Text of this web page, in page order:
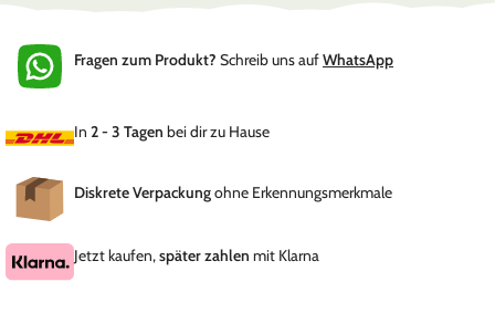
Fragen zum Produkt? Schreib uns aufWhatsApp
In 2 - 3 Tagen bei dir zu Hause
Diskrete Verpackungohne Erkennungsmerkmale
Jetzt kaufen,später zahlen mit Klarna